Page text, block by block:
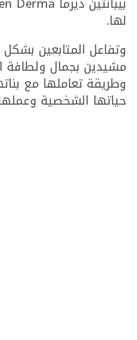
لها.
وتفاعل المتابعين
مشيدين بجمال ولطافة
وطريقة تعاملها مع
حياتها الشخصية